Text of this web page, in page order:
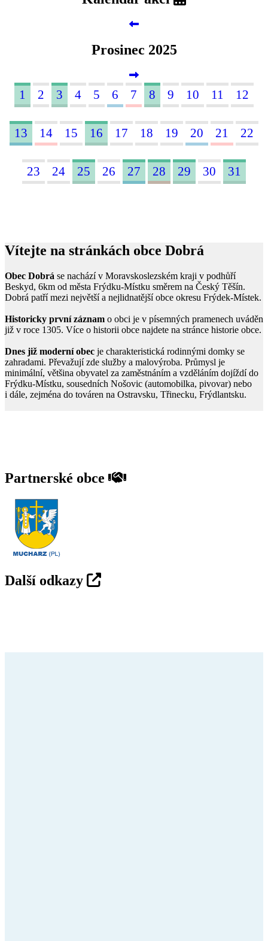
Prosinec 2025
1 2 3 4 5 6 7 8 9 10 11 12
13 14 15 16 17 18 19 20 21 22
23 24 25 26 27 28 29 30 31
Vítejte na stránkách obce Dobrá
Obec Dobrá se nachází v Moravskoslezském kraji v podhůří
Beskyd, 6km od města Frýdku-Místku směrem na Český Těšín.
Dobrá patří mezi největší a nejlidnatější obce okresu Frýdek-Místek.
Historicky první záznam o obci je v písemných pramenech uváděn
již v roce 1305. Více o historii obce najdete na stránce historie obce.
Dnes již moderní obec je charakteristická rodinnými domky se
zahradami. Převažují zde služby a malovýroba. Průmysl je
minimální, většina obyvatel za zaměstnáním a vzděláním dojíždí do
Frýdku-Místku, sousedních Nošovic (automobilka, pivovar) nebo
i dále, zejména do továren na Ostravsku, Třinecku, Frýdlantsku.
Partnerské obce
Další odkazy